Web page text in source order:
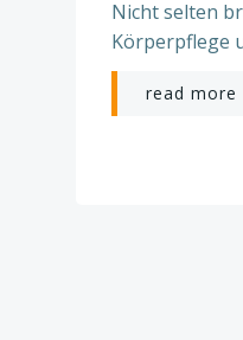
Nicht selten
Körperpflege
read more